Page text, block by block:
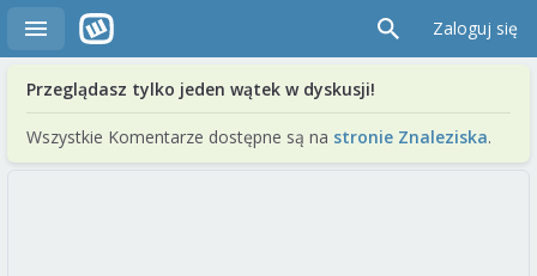
Zaloguj się
Przeglądasz tylko jeden wątek w dyskusji!
Wszystkie Komentarze dostępne są na stronie Znaleziska.